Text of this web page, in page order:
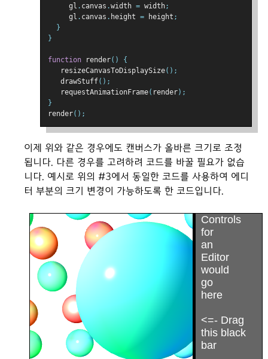
     gl
. canvas .width = width;
     gl
. canvas . height = height ;
}
}
function render()
{
   resizeCanvasToDisplaySize
();
   drawStuff
();
   requestAnimationFrame
( render);
}
render();
이제 위와 같은 경우에도 캔버스가 올바른 크기로 조정
됩니다. 다른 경우를 고려하려 코드를 바꿀 필요가 없습
니다. 예시로 위의 #3에서 동일한 코드를 사용하여 에디
터 부분의 크기 변경이 가능하도록 한 코드입니다.